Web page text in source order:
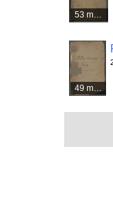
53 médias
49 médias